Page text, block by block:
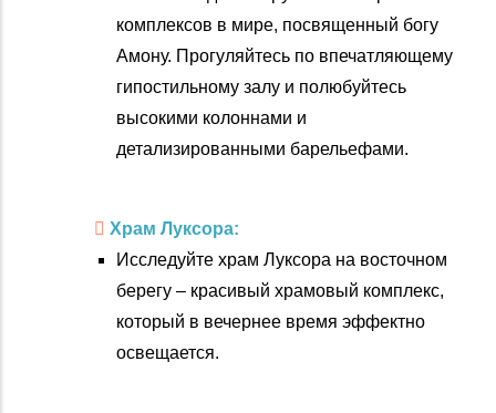
комплексов в мире, посвященный богу
Амону. Прогуляйтесь по впечатляющему
гипостильному залу и полюбуйтесь
высокими колоннами и
детализированными барельефами.
Храм Луксора:
Исследуйте храм Луксора на восточном
берегу – красивый храмовый комплекс,
который в вечернее время эффектно
освещается.